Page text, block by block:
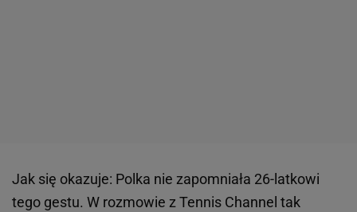
Jak się okazuje: Polka nie zapomniała 26-latkowi
tego gestu. W rozmowie z Tennis Channel tak